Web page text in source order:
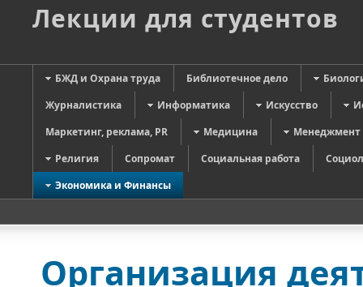
Лекции для студентов
БЖД и Охрана труда Библиотечное дело
Журналистика
Информатика Искусство
Маркетинг, реклама, PR
Медицина
Менеджмент
Религия
Сопромат Социальная работа
Экономика и Финансы
Организация